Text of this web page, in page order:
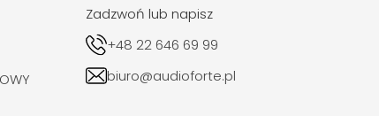
Zadzwoń lub napisz
+48 22 646 69 99
biuro@audioforte.pl